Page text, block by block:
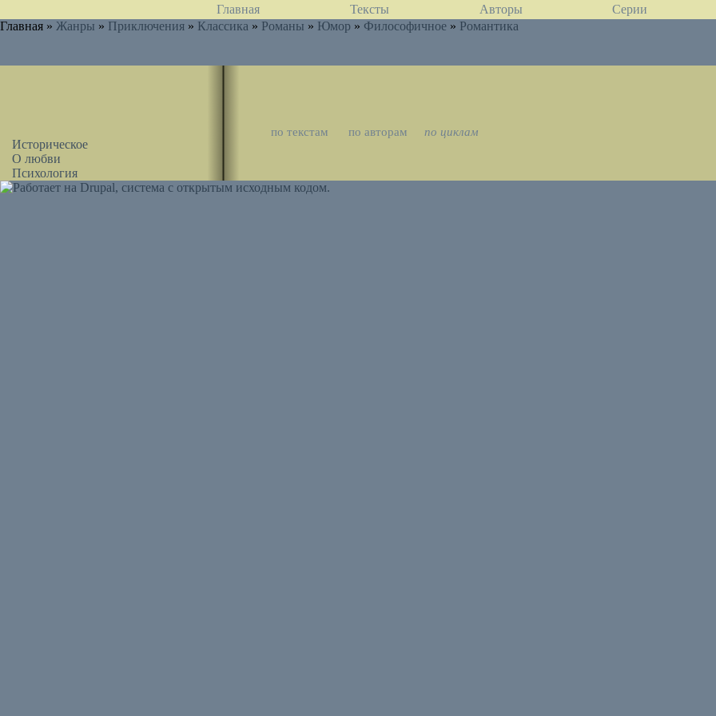
Главная Тексты Авторы Серии
Главная » Жанры » Приключения » Классика » Романы » Юмор » Философичное » Романтика
Историческое
О любви
Психология
по текстам по авторам по циклам